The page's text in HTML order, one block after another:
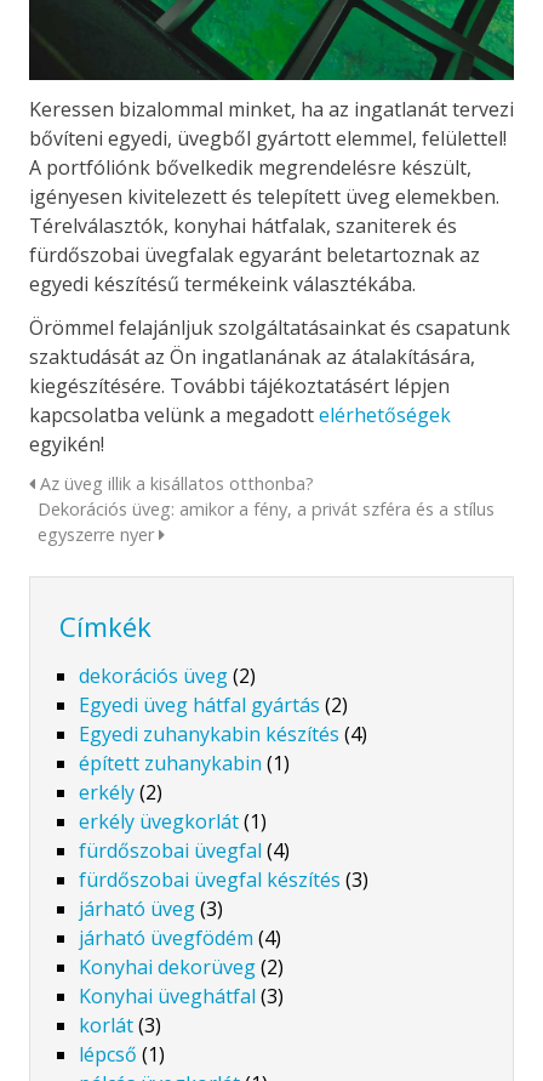
Keressen bizalommal minket, ha az ingatlanát tervezi
bővíteni egyedi, üvegből gyártott elemmel, felülettel!
A portfóliónk bővelkedik megrendelésre készült,
igényesen kivitelezett és telepített üveg elemekben.
Térelválasztók, konyhai hátfalak, szaniterek és
fürdőszobai üvegfalak egyaránt beletartoznak az
egyedi készítésű termékeink választékába.
Örömmel felajánljuk szolgáltatásainkat és csapatunk
szaktudását az Ön ingatlanának az átalakítására,
kiegészítésére. További tájékoztatásért lépjen
kapcsolatba velünk a megadottelérhetőségek
egyikén!
Az üveg illik a kisállatos otthonba?
Dekorációs üveg: amikor a fény, a privát szféra és a stílus
egyszerre nyer
Címkék
dekorációs üveg(2)
Egyedi üveg hátfal gyártás (2)
Egyedi zuhanykabin készítés (4)
épített zuhanykabin (1)
erkély(2)
erkély üvegkorlát(1)
fürdőszobai üvegfal (4)
fürdőszobai üvegfal készítés (3)
járható üveg(3)
járható üvegfödém (4)
Konyhai dekorüveg(2)
Konyhai üveghátfal (3)
korlát(3)
lépcső (1)